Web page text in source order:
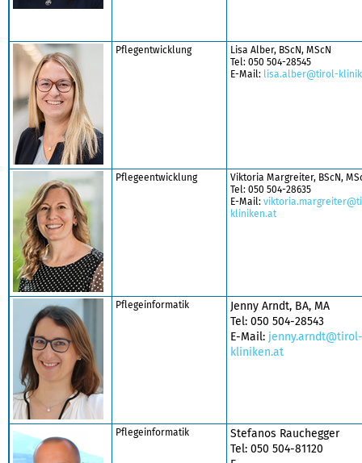
Pflegentwicklung
Lisa Alber, BScN, MScN
Tel: 050 504-28545
E-Mail: lisa.alber@tirol-
Pflegeentwicklung
Viktoria Margreiter, BScN,
Tel: 050 504-28635
E-Mail:
kliniken.at
Pflegeinformatik
Jenny Arndt, BA, MA
Tel: 050 504-28543
E-Mail: jenny.arndt@tirol-
kliniken.at
Pflegeinformatik
Stefanos Rauchegger
Tel: 050 504-81120